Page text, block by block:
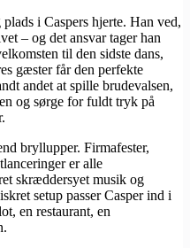
i Caspers hjerte. Han ved,
– og det ansvar tager han
til den sidste dans,
gæster får den perfekte
andet at spille brudevalsen,
og sørge for fuldt tryk på
bryllupper. Firmafester,
er alle
skræddersyet musik og
setup passer Casper ind i
en restaurant, en